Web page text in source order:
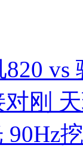
vs
刚
90Hz